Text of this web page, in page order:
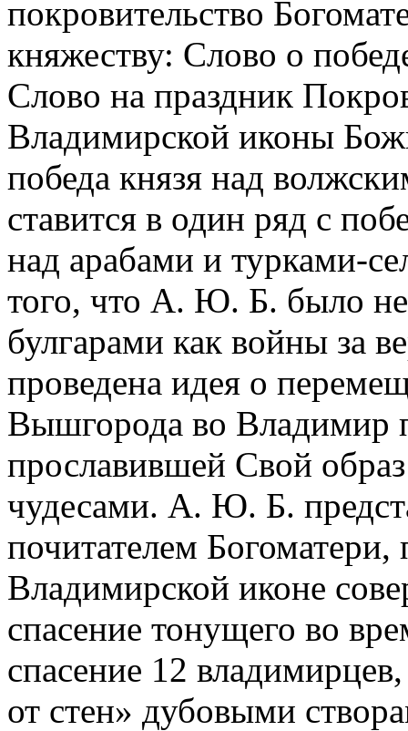
покровительство
княжеству: Слово о
Слово на праздник
Владимирской иконы
победа князя над
ставится в один ряд с
над арабами и турками-
того, что А. Ю. Б. было
булгарами как войны за
проведена идея о
Вышгорода во Владимир
прославившей Свой
чудесами. А. Ю. Б.
почитателем
Владимирской иконе
спасение тонущего во
спасение 12
от стен» дубовыми